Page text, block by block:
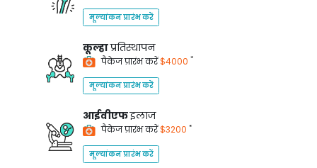
मूल्यांकन प्रारंभ करें
कूल्हाप्रतिस्थापन
पैकेज प्रारंभ करें$4000 *
मूल्यांकन प्रारंभ करें
आईवीएफइलाज
पैकेज प्रारंभ करें$3200 *
मूल्यांकन प्रारंभ करें